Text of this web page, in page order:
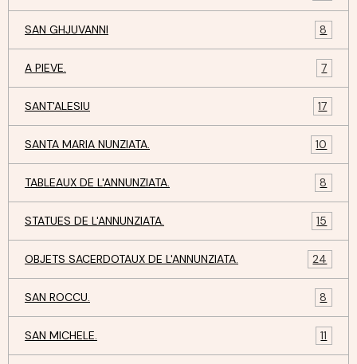
SAN GHJUVANNI 8
A PIEVE. 7
SANT'ALESIU 17
SANTA MARIA NUNZIATA. 10
TABLEAUX DE L'ANNUNZIATA. 8
STATUES DE L'ANNUNZIATA. 15
OBJETS SACERDOTAUX DE L'ANNUNZIATA. 24
SAN ROCCU. 8
SAN MICHELE. 11